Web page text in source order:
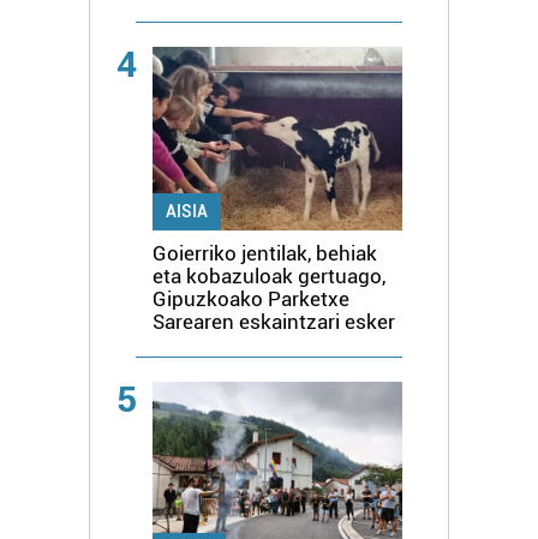
4
AISIA
Goierriko jentilak, behiak
eta kobazuloak gertuago,
Gipuzkoako Parketxe
Sarearen eskaintzari esker
5